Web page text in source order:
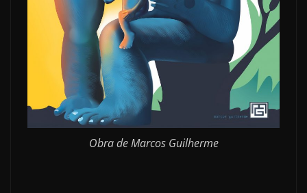
Obra de Marcos Guilherme